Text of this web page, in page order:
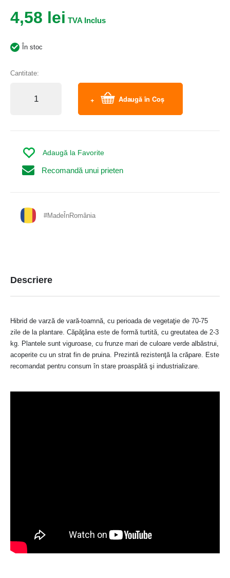
4,58 lei
În stoc
Cantitate:
Adaugă în Coș
Recomandă unui prieten
Adaugă la Favorite
#MadeÎnRomânia
Descriere
Hibrid de varză de vară-toamnă, cu perioada de vegetaţie de 70-75
zile de la plantare. Căpăţâna este de formă turtită, cu greutatea de 2-3
kg. Plantele sunt viguroase, cu frunze mari de culoare verde albăstrui,
acoperite cu un strat fin de pruina. Prezintă rezistenţă la crăpare. Este
recomandat pentru consum în stare proaspătă şi industrializare.